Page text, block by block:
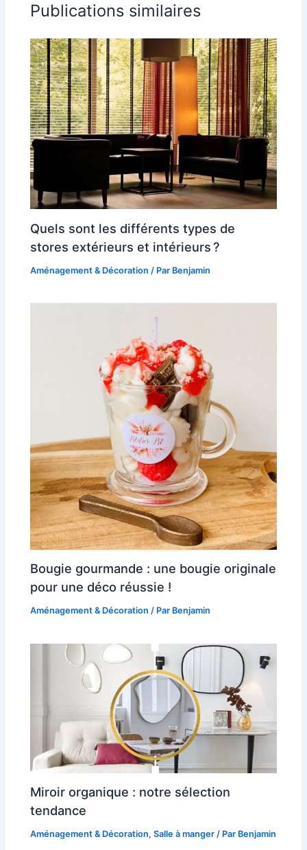
Publications similaires
Quels sont les différents types de
stores extérieurs et intérieurs ?
Aménagement & Décoration / Par Benjamin
Bougie gourmande : une bougie originale
pour une déco réussie !
Aménagement & Décoration / Par Benjamin
Miroir organique : notre sélection
tendance
Aménagement & Décoration,Salle à manger / Par Benjamin